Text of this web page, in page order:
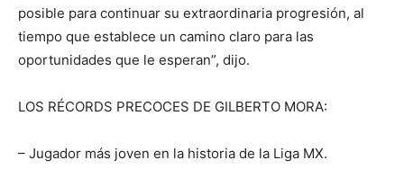
posible para continuar su extraordinaria progresión, al
tiempo que establece un camino claro para las
oportunidades que le esperan”, dijo.
LOS RÉCORDS PRECOCES DE GILBERTO MORA:
– Jugador más joven en la historia de la Liga MX.